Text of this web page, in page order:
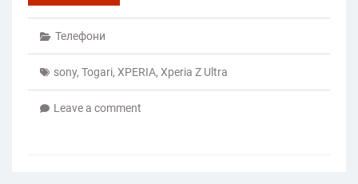
Телефони
sony, Togari, XPERIA, Xperia Z Ultra
Leave a comment